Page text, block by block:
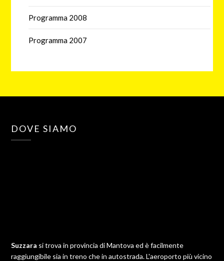
Programma 2008
Programma 2007
DOVE SIAMO
Suzzara si trova in provincia di Mantova ed è facilmente
raggiungibile sia in treno che in autostrada. L'aeroporto più vicino